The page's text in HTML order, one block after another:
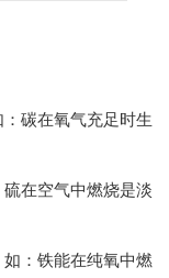
碳在氧气充足时生
在空气中燃烧是淡
：铁能在纯氧中燃